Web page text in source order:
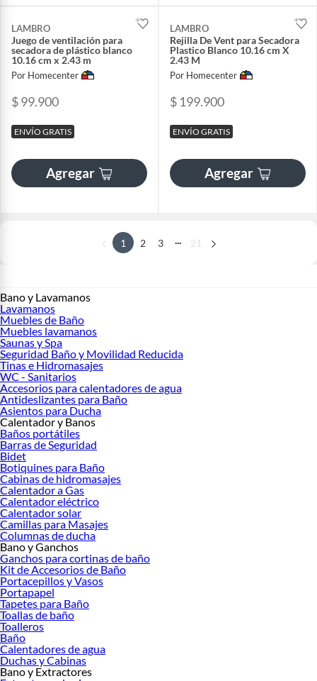
LAMBRO
Juego de ventilación para
secadora de plástico blanco
10.16 cm x 2.43 m
Por Homecenter
$ 99.900
ENVÍO GRATIS
Agregar
LAMBRO
Rejilla De Vent para Secadora
Plastico Blanco 10.16 cm X
2.43 M
Por Homecenter
$ 199.900
ENVÍO GRATIS
Agregar
1 2 3 21
Bano y Lavamanos
Lavamanos
Muebles de Baño
Muebles lavamanos
Saunas y Spa
Seguridad Baño y Movilidad Reducida
Tinas e Hidromasajes
WC - Sanitarios
Accesorios para calentadores de agua
Antideslizantes para Baño
Asientos para Ducha
Calentador y Banos
Baños portátiles
Barras de Seguridad
Bidet
Botiquines para Baño
Cabinas de hidromasajes
Calentador a Gas
Calentador eléctrico
Calentador solar
Camillas para Masajes
Columnas de ducha
Bano y Ganchos
Ganchos para cortinas de baño
Kit de Accesorios de Baño
Portacepillos y Vasos
Portapapel
Tapetes para Baño
Toallas de baño
Toalleros
Baño
Calentadores de agua
Duchas y Cabinas
Bano y Extractores